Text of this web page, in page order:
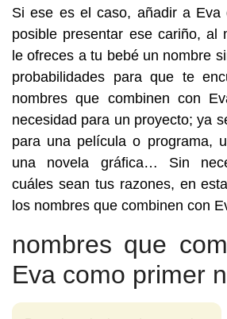
Si ese es el caso, añadir a Eva
posible presentar ese cariño, al
le ofreces a tu bebé un nombre
probabilidades para que te
nombres que combinen con
necesidad para un proyecto; ya
para una película o programa,
una novela gráfica… Sin
cuáles sean tus razones, en
los nombres que combinen con
nombres que
Eva como primer